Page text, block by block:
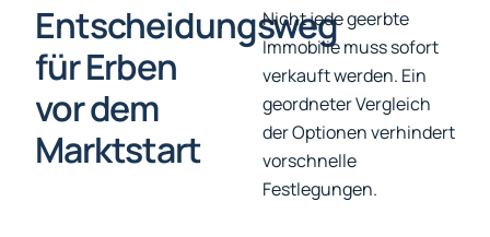
Entscheidungsweg
für Erben
vor dem
Marktstart
Nicht jede geerbte
Immobilie muss sofort
verkauft werden. Ein
geordneter Vergleich
der Optionen verhindert
vorschnelle
Festlegungen.